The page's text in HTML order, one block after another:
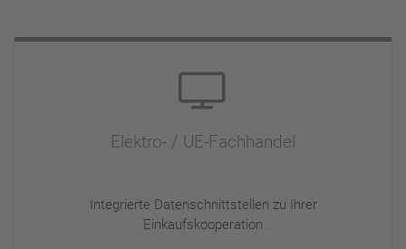
Elektro- / UE-Fachhandel
Integrierte Datenschnittstellen zu Ihrer
Einkaufskooperation